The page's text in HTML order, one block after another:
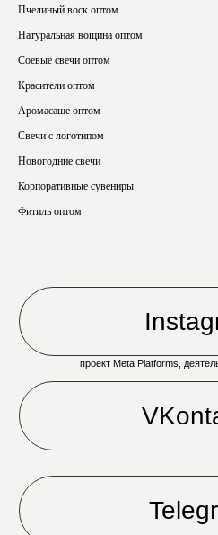
Пчелиный воск оптом
Натуральная вощина оптом
Соевые свечи оптом
Красители оптом
Аромасаше оптом
Свечи с логотипом
Новогодние свечи
Корпоративные сувениры
Фитиль оптом